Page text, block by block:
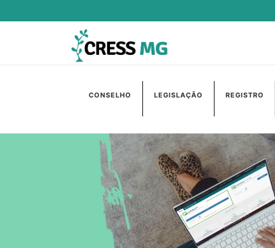
CONSELHO LEGISLAÇÃO REGISTRO